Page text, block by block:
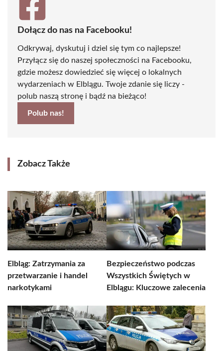
Dołącz do nas na Facebooku!
Odkrywaj, dyskutuj i dziel się tym co najlepsze!
Przyłącz się do naszej społeczności na Facebooku,
gdzie możesz dowiedzieć się więcej o lokalnych
wydarzeniach w Elblągu. Twoje zdanie się liczy -
polub naszą stronę i bądź na bieżąco!
Polub nas!
Zobacz Także
Elbląg: Zatrzymania za
przetwarzanie i handel
narkotykami
Bezpieczeństwo podczas
Wszystkich Świętych w
Elblągu: Kluczowe zalecenia